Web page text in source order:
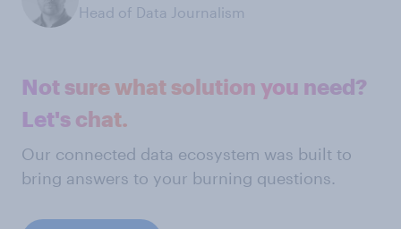
Head of Data Journalism
Not sure what solution you need?
Let's chat.
Our connected data ecosystem was built to
bring answers to your burning questions.